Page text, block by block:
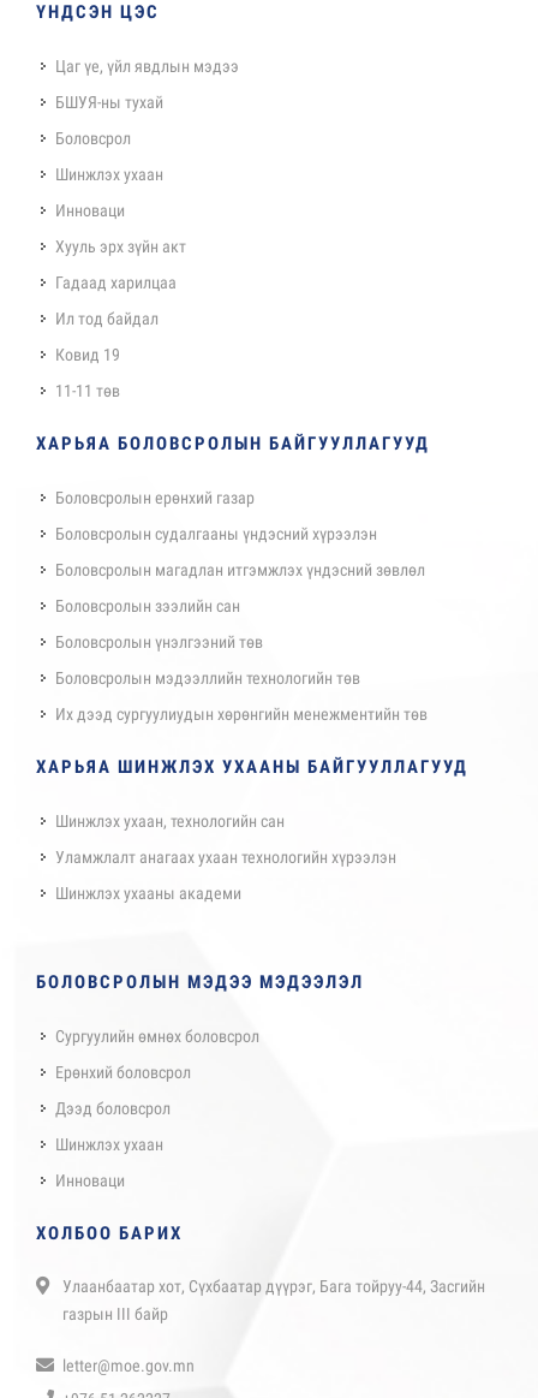
ҮНДСЭН ЦЭС
Цаг үе, үйл явдлын мэдээ
БШУЯ-ны тухай
Боловсрол
Шинжлэх ухаан
Инноваци
Хууль эрх зүйн акт
Гадаад харилцаа
Ил тод байдал
Ковид 19
11-11 төв
ХАРЬЯА БОЛОВСРОЛЫН БАЙГУУЛЛАГУУД
Боловсролын ерөнхий газар
Боловсролын судалгааны үндэсний хүрээлэн
Боловсролын магадлан итгэмжлэх үндэсний зөвлөл
Боловсролын зээлийн сан
Боловсролын үнэлгээний төв
Боловсролын мэдээллийн технологийн төв
Их дээд сургуулиудын хөрөнгийн менежментийн төв
ХАРЬЯА ШИНЖЛЭХ УХААНЫ БАЙГУУЛЛАГУУД
Шинжлэх ухаан, технологийн сан
Уламжлалт анагаах ухаан технологийн хүрээлэн
Шинжлэх ухааны академи
БОЛОВСРОЛЫН МЭДЭЭ МЭДЭЭЛЭЛ
Сургуулийн өмнөх боловсрол
Ерөнхий боловсрол
Дээд боловсрол
Шинжлэх ухаан
Инноваци
ХОЛБОО БАРИХ
Улаанбаатар хот, Сүхбаатар дүүрэг, Бага тойруу-44, Засгийн
газрын III байр
letter@moe.gov.mn